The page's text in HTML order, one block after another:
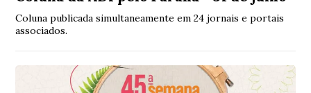
Coluna publicada simultaneamente em 24 jornais e portais
associados.